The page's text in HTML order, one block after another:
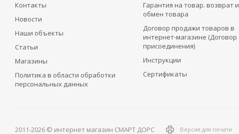
Контакты
Новости
Наши объекты
Статьи
Магазины
Политика в области обработки
персональных данных
Гарантия на товар. возврат и
обмен товара
Договор продажи товаров в
интернет-магазине (Договор
присоединения)
Инструкции
Сертификаты
2011-2026 © интернет магазин СМАРТ ДОРС Версия для печати